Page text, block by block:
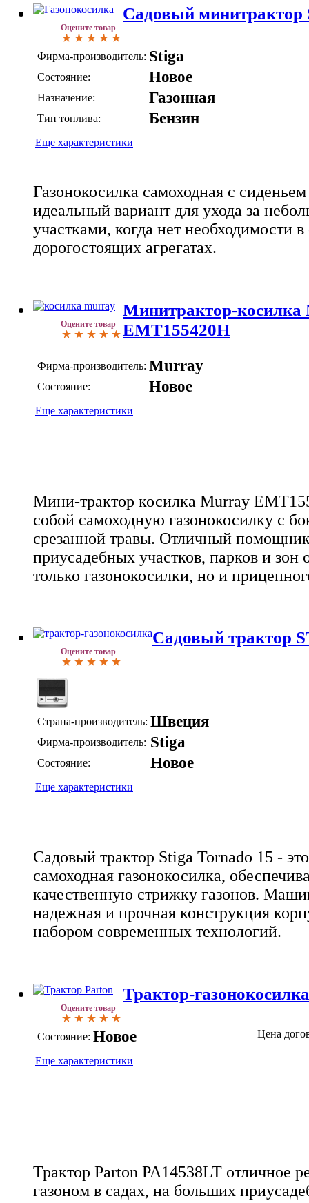
Оцените товар
Садовый минитрактор
Фирма-производитель: Stiga
Состояние: Новое
Назначение: Газонная
Тип топлива: Бензин
Еще характеристики
Газонокосилка самоходная с
идеальный вариант для ухода за
участками, когда нет необходимости
дорогостоящих агрегатах.
Оцените товар
Минитрактор-
EMT155420H
Фирма-производитель: Murray
Состояние: Новое
Еще характеристики
Мини-трактор косилка Murray
собой самоходную газонокосилку с
срезанной травы. Отличный
приусадебных участков, парков и зон
только газонокосилки, но и
Оцените товар
Садовый трактор
Страна-производитель: Швеция
Фирма-производитель: Stiga
Состояние: Новое
Еще характеристики
Садовый трактор Stiga Tornado 15 -
самоходная газонокосилка,
качественную стрижку газонов.
надежная и прочная конструкция
набором современных технологий.
Оцените товар
Трактор-
Состояние: Новое
Еще характеристики
Цена
Трактор Parton PA14538LT отличное
газоном в садах, на больших